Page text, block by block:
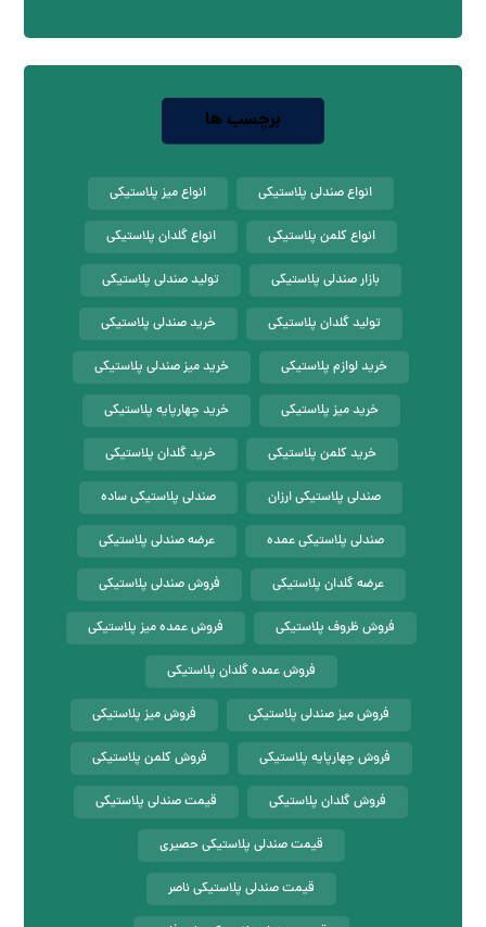
برچسب ها
انواع صندلی پلاستیکی انواع میز پلاستیکی
انواع کلمن پلاستیکی انواع گلدان پلاستیکی
بازار صندلی پلاستیکی تولید صندلی پلاستیکی
تولید گلدان پلاستیکی خرید صندلی پلاستیکی
خرید لوازم پلاستیکی خرید میز صندلی پلاستیکی
خرید میز پلاستیکی خرید چهارپایه پلاستیکی
خرید کلمن پلاستیکی خرید گلدان پلاستیکی
صندلی پلاستیکی ارزان صندلی پلاستیکی ساده
صندلی پلاستیکی عمده عرضه صندلی پلاستیکی
عرضه گلدان پلاستیکی فروش صندلی پلاستیکی
فروش ظروف پلاستیکی فروش عمده میز پلاستیکی
فروش عمده گلدان پلاستیکی
فروش میز صندلی پلاستیکی فروش میز پلاستیکی
فروش چهارپایه پلاستیکی فروش کلمن پلاستیکی
فروش گلدان پلاستیکی قیمت صندلی پلاستیکی
قیمت صندلی پلاستیکی حصیری
قیمت صندلی پلاستیکی ناصر